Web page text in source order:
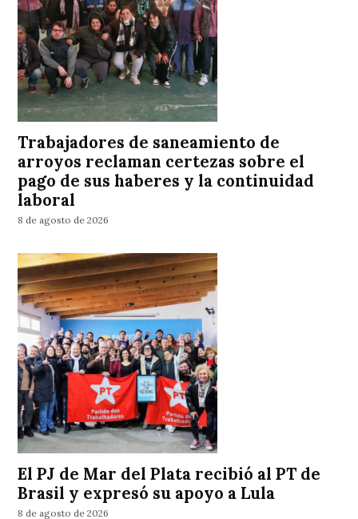
Trabajadores de saneamiento de
arroyos reclaman certezas sobre el
pago de sus haberes y la continuidad
laboral
8 de agosto de 2026
El PJ de Mar del Plata recibió al PT de
Brasil y expresó su apoyo a Lula
8 de agosto de 2026